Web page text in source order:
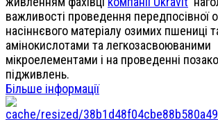
важливості проведення передпосівної
насіннєвого матеріалу озимих пшениці
амінокислотами та легкозасвоюваними
мікроелементами і на проведенні
підживлень.
Більше інформації